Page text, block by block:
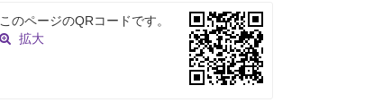
このページのQRコードです。
拡大